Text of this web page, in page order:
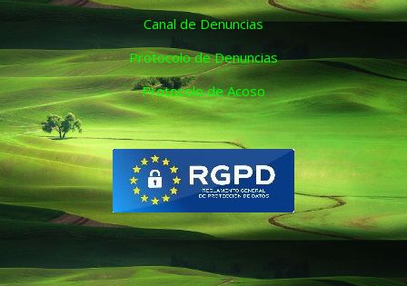
Canal de Denuncias
Protocolo de Denuncias
Protocolo de Acoso